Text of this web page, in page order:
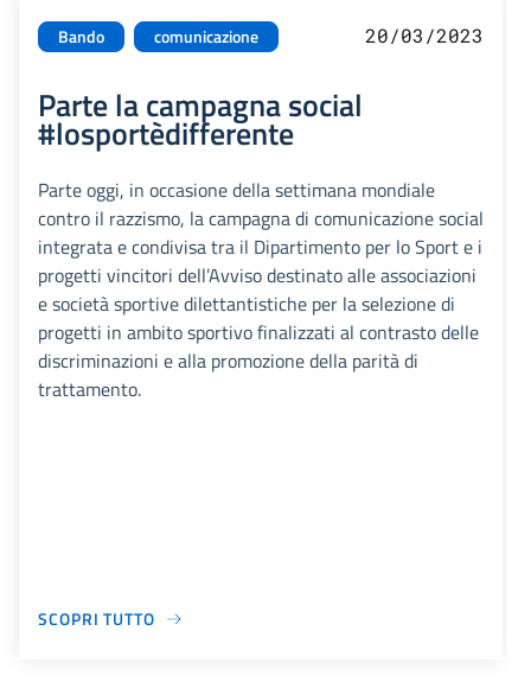
Bando comunicazione 20/03/2023
Parte la campagna social
#losportèdifferente
Parte oggi, in occasione della settimana mondiale
contro il razzismo, la campagna di comunicazione social
integrata e condivisa tra il Dipartimento per lo Sport e i
progetti vincitori dell’Avviso destinato alle associazioni
e società sportive dilettantistiche per la selezione di
progetti in ambito sportivo finalizzati al contrasto delle
discriminazioni e alla promozione della parità di
trattamento.
SCOPRI TUTTO